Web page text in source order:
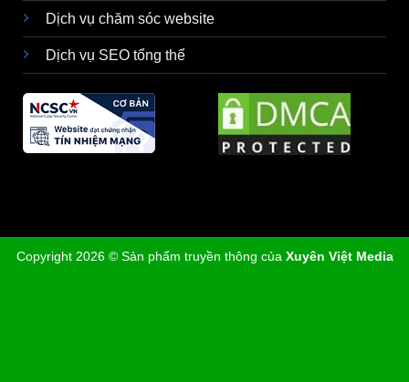
Dịch vụ chăm sóc website
Dịch vụ SEO tổng thể
Copyright 2026 © Sản phẩm truyền thông của Xuyên Việt Media